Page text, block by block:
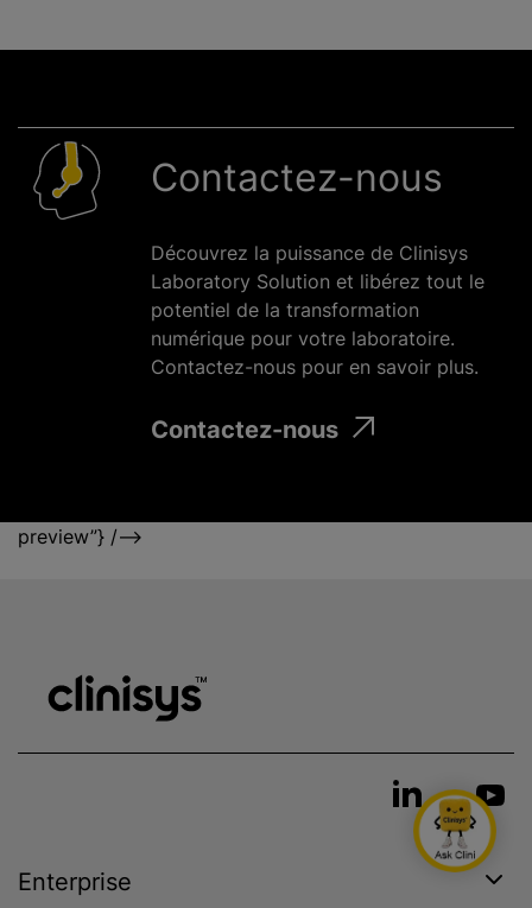
Contactez-nous
Découvrez la puissance de Clinisys
Laboratory Solution et libérez tout le
potentiel de la transformation
numérique pour votre laboratoire.
Contactez-nous pour en savoir plus.
Contactez-nous
preview”} /–>
Enterprise